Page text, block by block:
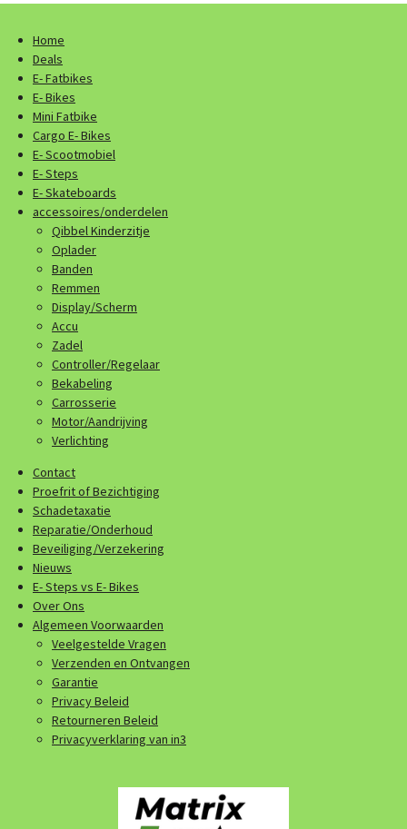
Home
Deals
E- Fatbikes
E- Bikes
Mini Fatbike
Cargo E- Bikes
E- Scootmobiel
E- Steps
E- Skateboards
accessoires/onderdelen
Qibbel Kinderzitje
Oplader
Banden
Remmen
Display/Scherm
Accu
Zadel
Controller/Regelaar
Bekabeling
Carrosserie
Motor/Aandrijving
Verlichting
Contact
Proefrit of Bezichtiging
Schadetaxatie
Reparatie/Onderhoud
Beveiliging/Verzekering
Nieuws
E- Steps vs E- Bikes
Over Ons
Algemeen Voorwaarden
Veelgestelde Vragen
Verzenden en Ontvangen
Garantie
Privacy Beleid
Retourneren Beleid
Privacyverklaring van in3